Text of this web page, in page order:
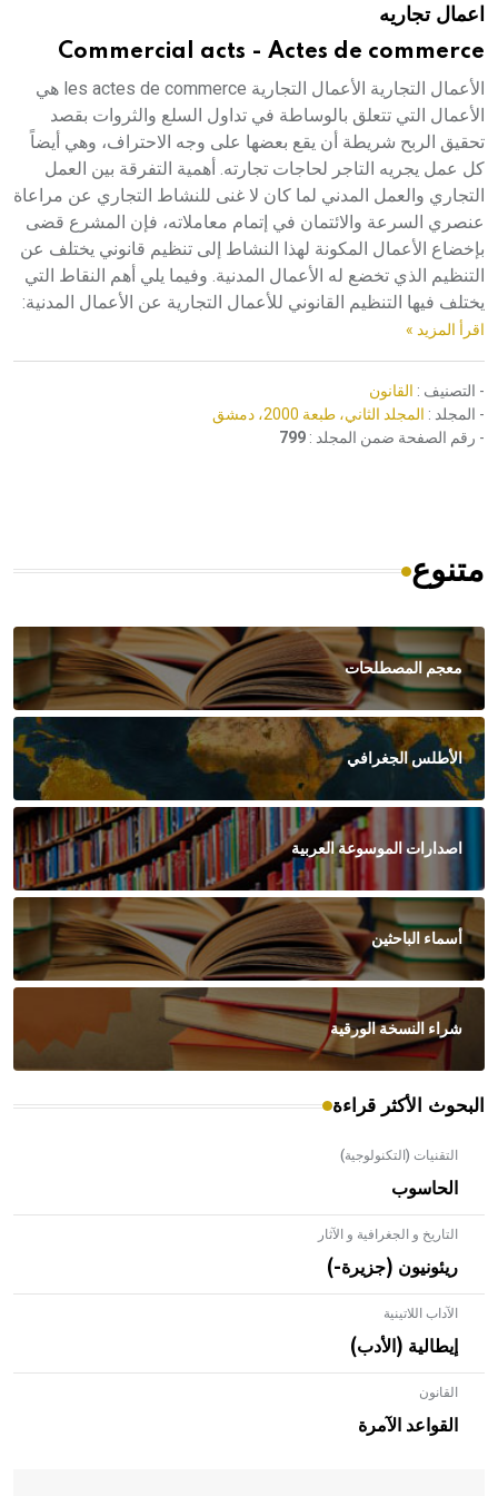
هيئة الموسوعة العربية تطلق موسوعات جديدة في عام 2026اعمال تجاريه
Commercial acts - Actes de commerce
الأعمال التجارية الأعمال التجارية les actes de commerce هي
الأعمال التي تتعلق بالوساطة في تداول السلع والثروات بقصد
تحقيق الربح شريطة أن يقع بعضها على وجه الاحتراف، وهي أيضاً
كل عمل يجريه التاجر لحاجات تجارته. أهمية التفرقة بين العمل
التجاري والعمل المدني لما كان لا غنى للنشاط التجاري عن مراعاة
عنصري السرعة والائتمان في إتمام معاملاته، فإن المشرع قضى
بإخضاع الأعمال المكونة لهذا النشاط إلى تنظيم قانوني يختلف عن
التنظيم الذي تخضع له الأعمال المدنية. وفيما يلي أهم النقاط التي
يختلف فيها التنظيم القانوني للأعمال التجارية عن الأعمال المدنية:
اقرأ المزيد »
- التصنيف : القانون
- المجلد : المجلد الثاني، طبعة 2000، دمشق
- رقم الصفحة ضمن المجلد : 799
متنوع
معجم المصطلحات
الأطلس الجغرافي
اصدارات الموسوعة العربية
أسماء الباحثين
شراء النسخة الورقية
البحوث الأكثر قراءة
التقنيات (التكنولوجية)
الحاسوب
التاريخ و الجغرافية و الآثار
ريئونيون (جزيرة-)
الآداب اللاتينية
إيطالية (الأدب)
القانون
القواعد الآمرة
- هل تعلم أن الأبلق نوع من الفنون الهندسية التي ارتبطت
بالعمارة الإسلامية في بلاد الشام ومصر خاصة، حيث يحرص
المعمار على بناء مداميكه وخاصة في الواجهات